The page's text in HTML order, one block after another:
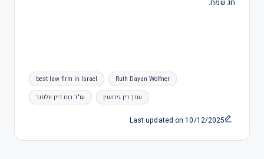
חג שמח.
best law firm in Israel Ruth Dayan Wolfner
עו"ד רות דיין וולפנר עורך דין גירושין
Last updated on 10/12/2025